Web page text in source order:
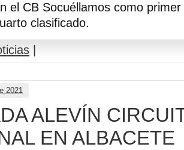
el CB Socuéllamos como
clasificado.
2021
ALEVÍN
EN ALBACETE